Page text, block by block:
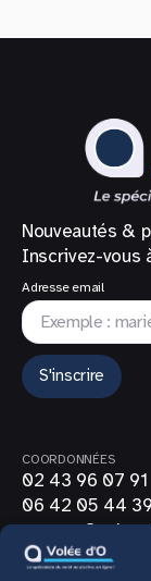
Nouveautés &
Inscrivez-vous
Adresse email
S'inscrire
COORDONNÉES
02 43 96 07 91
06 42 05 44 39
SUIVEZ-NOUS